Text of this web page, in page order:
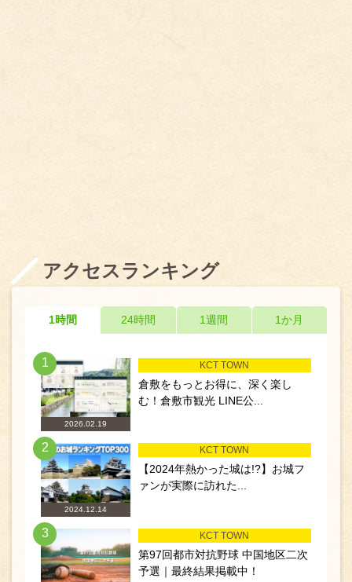
アクセスランキング
1時間 24時間 1週間 1か月
1
2026.02.19
KCT TOWN
倉敷をもっとお得に、深く楽し
む！倉敷市観光 LINE公...
2
2024.12.14
KCT TOWN
【2024年熱かった城は!?】お城フ
ァンが実際に訪れた...
3 KCT TOWN
第97回都市対抗野球 中国地区二次
予選｜最終結果掲載中！